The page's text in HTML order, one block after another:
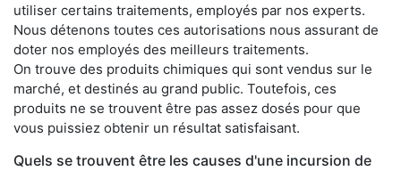
utiliser certains traitements, employés par nos experts.
Nous détenons toutes ces autorisations nous assurant de
doter nos employés des meilleurs traitements.
On trouve des produits chimiques qui sont vendus sur le
marché, et destinés au grand public. Toutefois, ces
produits ne se trouvent être pas assez dosés pour que
vous puissiez obtenir un résultat satisfaisant.
Quels se trouvent être les causes d'une incursion de